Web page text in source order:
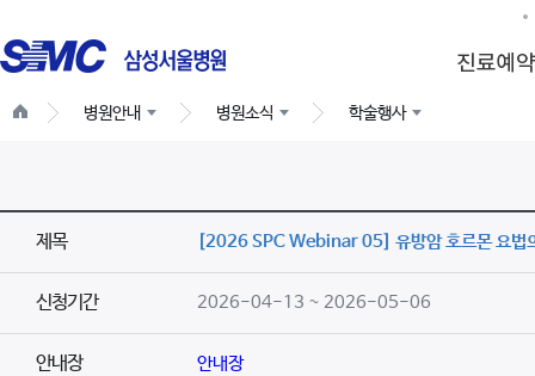
병원안내 병원소식 학술행사
제목 [2026 SPC Webinar 05] 유방암 호르몬 요법
신청기간 2026-04-13 ~ 2026-05-06
안내장 안내장